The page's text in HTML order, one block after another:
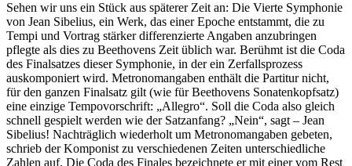
Sehen wir uns ein Stück aus späterer Zeit an: Die Vierte Symphonie
von Jean Sibelius, ein Werk, das einer Epoche entstammt, die zu
Tempi und Vortrag stärker differenzierte Angaben anzubringen
pflegte als dies zu Beethovens Zeit üblich war. Berühmt ist die Coda
des Finalsatzes dieser Symphonie, in der ein Zerfallsprozess
auskomponiert wird. Metronomangaben enthält die Partitur nicht,
für den ganzen Finalsatz gilt (wie für Beethovens Sonatenkopfsatz)
eine einzige Tempovorschrift: „Allegro“. Soll die Coda also gleich
schnell gespielt werden wie der Satzanfang? „Nein“, sagt – Jean
Sibelius! Nachträglich wiederholt um Metronomangaben gebeten,
schrieb der Komponist zu verschiedenen Zeiten unterschiedliche
Zahlen auf. Die Coda des Finales bezeichnete er mit einer vom Rest